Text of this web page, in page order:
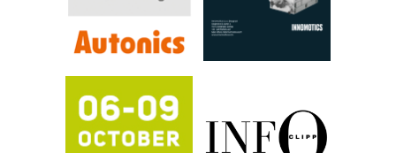
Proizvodnja iC7 Hybrid 1500 VDC
mrežnog pretvarača sa tečnim
hlađenjem
Trajna oznaka kao dugoročna korist
Bezbednost na prvom mestu!